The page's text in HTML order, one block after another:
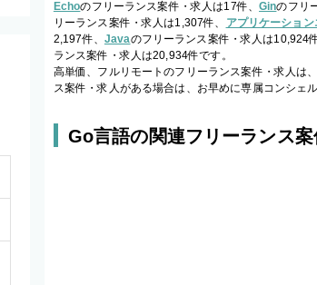
Echoのフリーランス案件・求人は17件、 Ginのフリ
リーランス案件・求人は1,307件、
アプリケーショ
2,197件、 Javaのフリーランス案件・求人は10,924件
ランス案件・求人は20,934件です。
高単価、フルリモートのフリーランス案件・求人は
ス案件・求人がある場合は、お早めに専属コンシェ
Go言語の関連フリーランス